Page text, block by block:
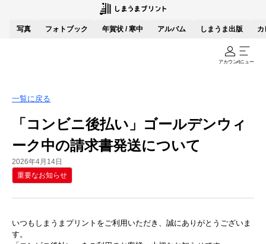
写真 フォトブック 年賀状 / 寒中 アルバム しまうま出版 カ
アカウントメニュー
一覧に戻る
「コンビニ後払い」ゴールデンウィ
ーク中の請求書発送について
2026年4月14日
重要なお知らせ
いつもしまうまプリントをご利用いただき、誠にありがとうございま
す。